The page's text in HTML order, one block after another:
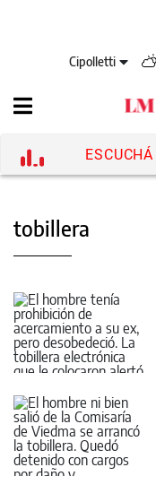
Cipolletti
ESCUCHÁ
tobillera